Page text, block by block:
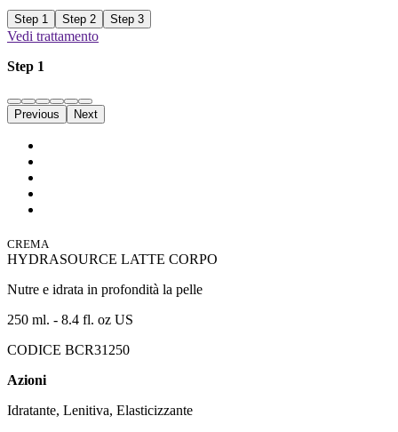
Step 1 Step 2 Step 3
Vedi trattamento
Step 1
Previous Next
CREMA
HYDRASOURCE LATTE CORPO
Nutre e idrata in profondità la pelle
250 ml. - 8.4 fl. oz US
CODICE BCR31250
Azioni
Idratante, Lenitiva, Elasticizzante